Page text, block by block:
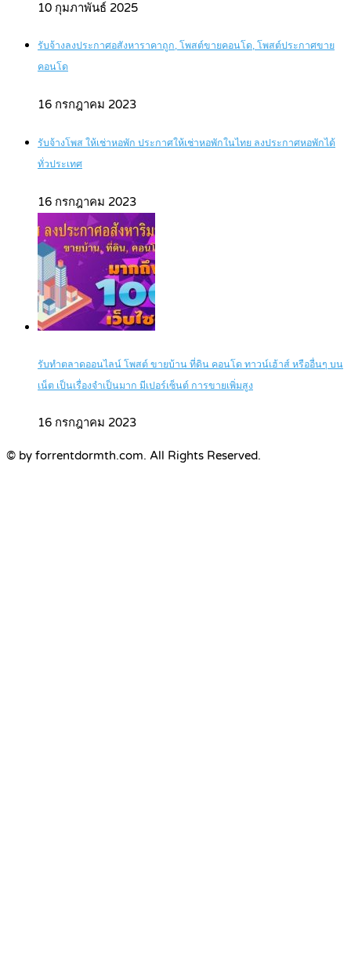
10 กุมภาพันธ์ 2025
รับจ้างลงประกาศอสังหาราคาถูก, โพสต์ขายคอนโด, โพสต์ประกาศขาย
คอนโด
16 กรกฎาคม 2023
รับจ้างโพส ให้เช่าหอพัก ประกาศให้เช่าหอพักในไทย ลงประกาศหอพักได้
ทั่วประเทศ
16 กรกฎาคม 2023
รับทำตลาดออนไลน์ โพสต์ ขายบ้าน ที่ดิน คอนโด ทาวน์เฮ้าส์ หรืออื่นๆ บน
เน็ต เป็นเรื่องจำเป็นมาก มีเปอร์เซ็นต์ การขายเพิ่มสูง
16 กรกฎาคม 2023
© by forrentdormth.com. All Rights Reserved.